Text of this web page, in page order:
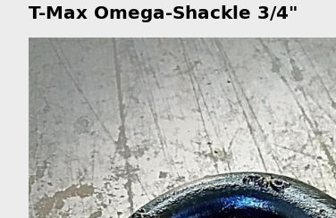
T-Max Omega-Shackle 3/4"